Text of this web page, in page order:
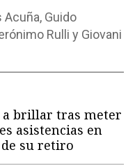
Guido
Rulli y Giovani
a brillar tras meter
asistencias en
su retiro